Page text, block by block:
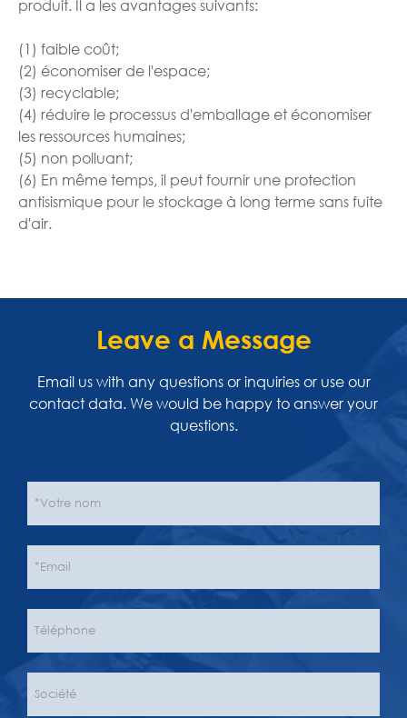
produit. Il a les avantages suivants:
(1) faible coût;
(2) économiser de l'espace;
(3) recyclable;
(4) réduire le processus d'emballage et économiser
les ressources humaines;
(5) non polluant;
(6) En même temps, il peut fournir une protection
antisismique pour le stockage à long terme sans fuite
d'air.
Leave a Message
Email us with any questions or inquiries or use our
contact data. We would be happy to answer your
questions.